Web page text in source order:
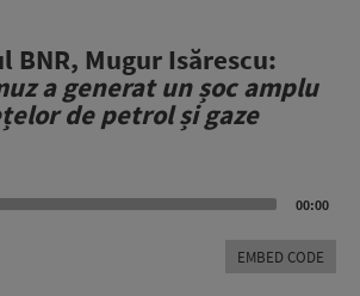
BNR, Mugur Isărescu:
a generat un șoc amplu
de petrol și gaze
00:00
EMBED CODE